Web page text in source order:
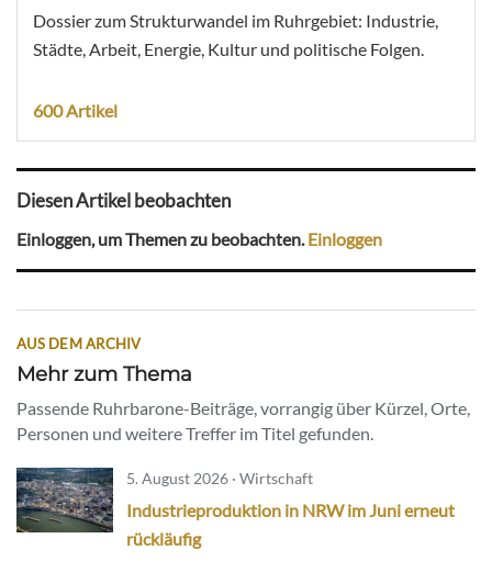
Dossier zum Strukturwandel im Ruhrgebiet: Industrie,
Städte, Arbeit, Energie, Kultur und politische Folgen.
600 Artikel
Diesen Artikel beobachten
Einloggen, um Themen zu beobachten.Einloggen
AUS DEM ARCHIV
Mehr zum Thema
Passende Ruhrbarone-Beiträge, vorrangig über Kürzel, Orte,
Personen und weitere Treffer im Titel gefunden.
5. August 2026 · Wirtschaft
Industrieproduktion in NRW im Juni erneut
rückläufig